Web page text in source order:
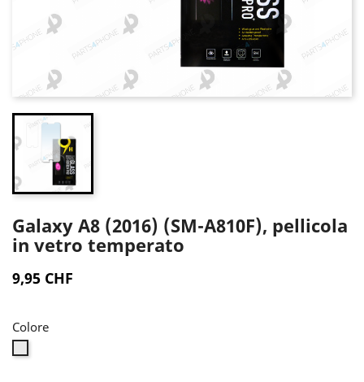
Galaxy A8 (2016) (SM-A810F), pellicola
in vetro temperato
9,95 CHF
Colore